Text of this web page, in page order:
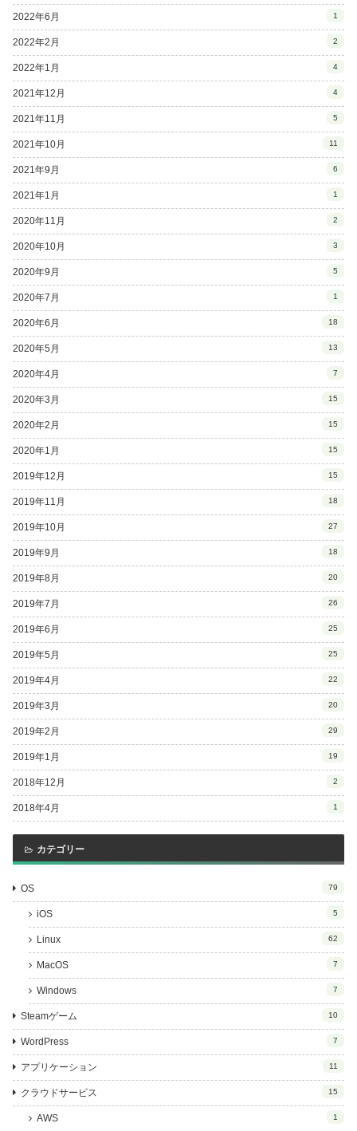
2022年6月 1
2022年2月 2
2022年1月 4
2021年12月 4
2021年11月 5
2021年10月 11
2021年9月 6
2021年1月 1
2020年11月 2
2020年10月 3
2020年9月 5
2020年7月 1
2020年6月 18
2020年5月 13
2020年4月 7
2020年3月 15
2020年2月 15
2020年1月 15
2019年12月 15
2019年11月 18
2019年10月 27
2019年9月 18
2019年8月 20
2019年7月 26
2019年6月 25
2019年5月 25
2019年4月 22
2019年3月 20
2019年2月 29
2019年1月 19
2018年12月 2
2018年4月 1
カテゴリー
OS 79
iOS 5
Linux 62
MacOS 7
Windows 7
Steamゲーム 10
WordPress 7
アプリケーション 11
クラウドサービス 15
AWS 1